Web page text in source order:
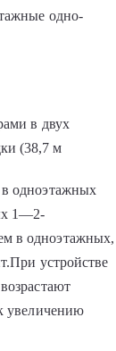
одно­
в двух
(38,7 м
одноэтажных
1—2-
в одноэтажных,
устройстве
увеличению